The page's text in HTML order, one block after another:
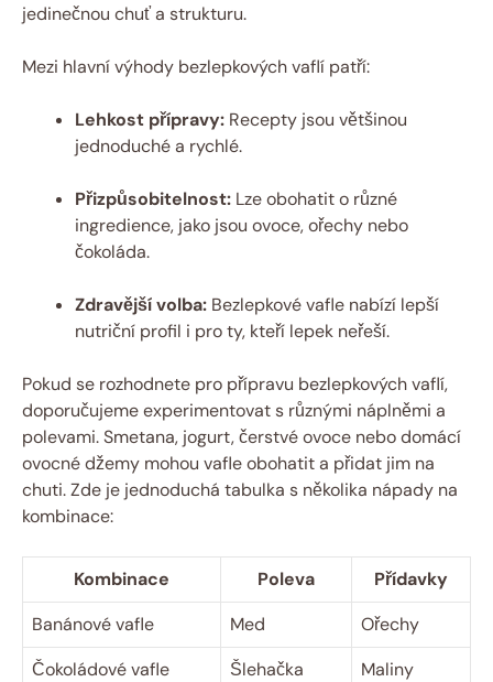
jedinečnou chuť a strukturu.
Mezi hlavní výhody bezlepkových vaflí patří:
Lehkost přípravy: Recepty jsou většinou
jednoduché a rychlé.
Přizpůsobitelnost: Lze obohatit o různé
ingredience, jako jsou ovoce, ořechy nebo
čokoláda.
Zdravější volba: Bezlepkové vafle nabízí lepší
nutriční profil i pro ty, kteří lepek neřeší.
Pokud se rozhodnete pro přípravu bezlepkových vaflí,
doporučujeme experimentovat s různými náplněmi a
polevami. Smetana, jogurt, čerstvé ovoce nebo domácí
ovocné džemy mohou vafle obohatit a přidat jim na
chuti. Zde je jednoduchá tabulka s několika nápady na
kombinace:
Kombinace Poleva
Přídavky
Banánové vafle
Med
Ořechy
Čokoládové vafle
Šlehačka
Maliny